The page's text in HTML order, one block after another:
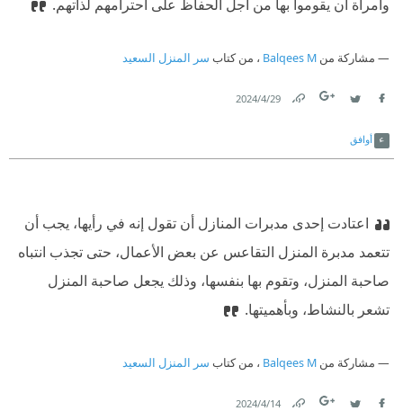
وامرأة أن يقوموا بها من أجل الحفاظ على احترامهم لذاتهم.
مشاركة من Balqees M ، من كتاب سر المنزل السعيد
29‏/4‏/2024
أوافق
اعتادت إحدى مدبرات المنازل أن تقول إنه في رأيها، يجب أن
تتعمد مدبرة المنزل التقاعس عن بعض الأعمال، حتى تجذب انتباه
صاحبة المنزل، وتقوم بها بنفسها، وذلك يجعل صاحبة المنزل
تشعر بالنشاط، وبأهميتها.
مشاركة من Balqees M ، من كتاب سر المنزل السعيد
14‏/4‏/2024